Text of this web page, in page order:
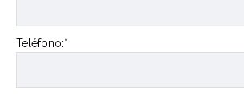
Teléfono:*